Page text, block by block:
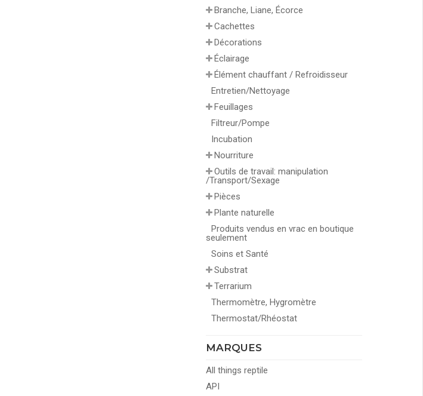
Branche, Liane, Écorce
Cachettes
Décorations
Éclairage
Élément chauffant / Refroidisseur
Entretien/Nettoyage
Feuillages
Filtreur/Pompe
Incubation
Nourriture
Outils de travail: manipulation
/Transport/Sexage
Pièces
Plante naturelle
Produits vendus en vrac en boutique
seulement
Soins et Santé
Substrat
Terrarium
Thermomètre, Hygromètre
Thermostat/Rhéostat
MARQUES
All things reptile
API